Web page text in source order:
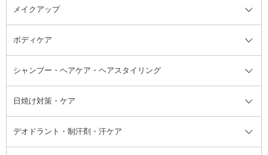
洗顔料
美容液
オールインワン化粧品 フェイスクリーム
フェイスオイル・バーム
ブースター・導入液
ベースメイク全て
BBクリーム
コンシーラー ファンデーション
フェイスパウダー
メイクアップ
メイクアップ全て
まつげ美容液 つけまつげ
アイシャドウ
アイブロウ・眉マスカラ
ボディケア
ボディケア全て
ボディソープ・ハンドソープ・石
けん
ボディケア
レッグ・フットケア
シャンプー・ヘアケア・ヘアスタイリング
シャンプー・ヘアケア・ヘアスタ
イリング全て
洗い流さないトリートメント
日焼け対策・ケア
日焼け対策・ケア全て
デオドラント・制汗剤・汗ケア